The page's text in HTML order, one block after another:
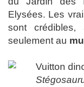
Elysées. Les
sont
seulement au